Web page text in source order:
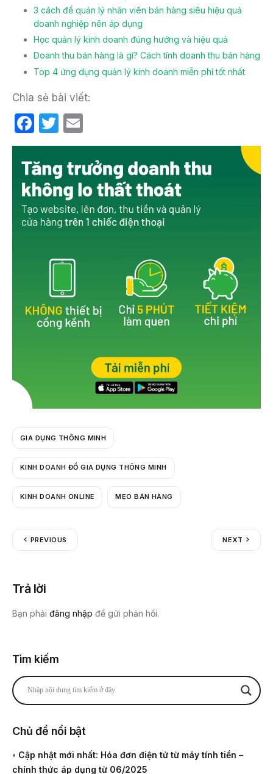
3 cách để quản lý nhân viên bán hàng siêu hiệu quả
doanh nghiệp nên áp dụng
Học quản lý kinh doanh đúng hướng và hiệu quả
Doanh thu bán hàng là gì? Cách tính doanh thu bán hàng
Top 4 ứng dụng quản lý kinh doanh miễn phí tốt nhất
Chia sẻ bài viết:
F
a
c
e
b
o
T
w
itt
er
m
ail
GIA DỤNG THÔNG MINH
KINH DOANH ĐỒ GIA DỤNG THÔNG MINH
KINH DOANH ONLINE MẸO BÁN HÀNG
PREVIOUS NEXT
Trả lời
Bạn phải đăng nhập để gửi phản hồi.
Tìm kiếm
Chủ đề nổi bật
• Cập nhật mới nhất: Hóa đơn điện tử từ máy tính tiền –
chính thức áp dụng từ 06/2025